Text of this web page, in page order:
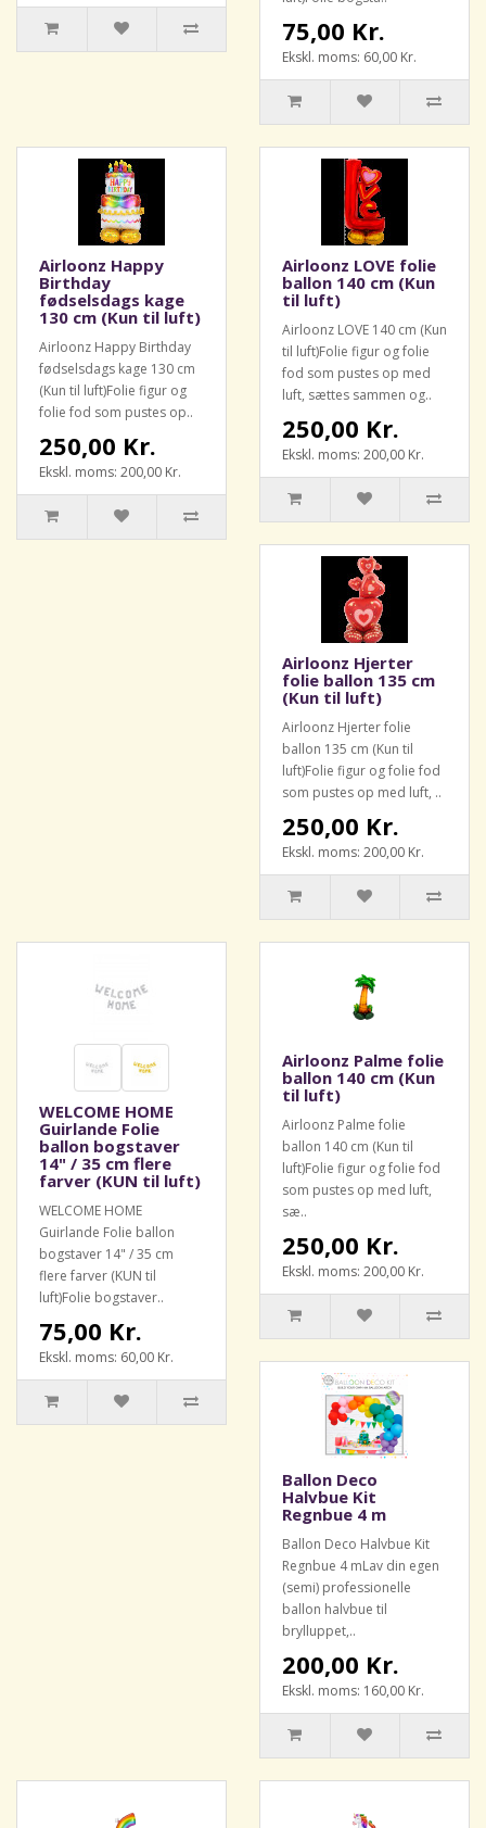
75,00 Kr.
Ekskl. moms: 60,00 Kr.
Airloonz Happy
Birthday
fødselsdags kage
130 cm (Kun til luft)
Airloonz Happy Birthday
fødselsdags kage 130 cm
(Kun til luft)Folie figur og
folie fod som pustes op..
250,00 Kr.
Ekskl. moms: 200,00 Kr.
Airloonz LOVE folie
ballon 140 cm (Kun
til luft)
Airloonz LOVE 140 cm (Kun
til luft)Folie figur og folie
fod som pustes op med
luft, sættes sammen og..
250,00 Kr.
Ekskl. moms: 200,00 Kr.
Airloonz Hjerter
folie ballon 135 cm
(Kun til luft)
Airloonz Hjerter folie
ballon 135 cm (Kun til
luft)Folie figur og folie fod
som pustes op med luft, ..
250,00 Kr.
Ekskl. moms: 200,00 Kr.
WELCOME HOME
Guirlande Folie
ballon bogstaver
14" / 35 cm flere
farver (KUN til luft)
WELCOME HOME
Guirlande Folie ballon
bogstaver 14" / 35 cm
flere farver (KUN til
luft)Folie bogstaver..
75,00 Kr.
Ekskl. moms: 60,00 Kr.
Airloonz Palme folie
ballon 140 cm (Kun
til luft)
Airloonz Palme folie
ballon 140 cm (Kun til
luft)Folie figur og folie fod
som pustes op med luft,
sæ..
250,00 Kr.
Ekskl. moms: 200,00 Kr.
Ballon Deco
Halvbue Kit
Regnbue 4 m
Ballon Deco Halvbue Kit
Regnbue 4 mLav din egen
(semi) professionelle
ballon halvbue til
brylluppet,..
200,00 Kr.
Ekskl. moms: 160,00 Kr.